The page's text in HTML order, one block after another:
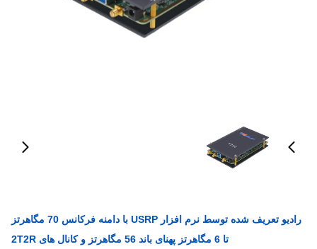
رادیو تعریف شده توسط نرم افزار USRP با دامنه فرکانس 70 مگاهرتز
تا 6 مگاهرتز پهنای باند 56 مگاهرتز و کانال های 2T2R